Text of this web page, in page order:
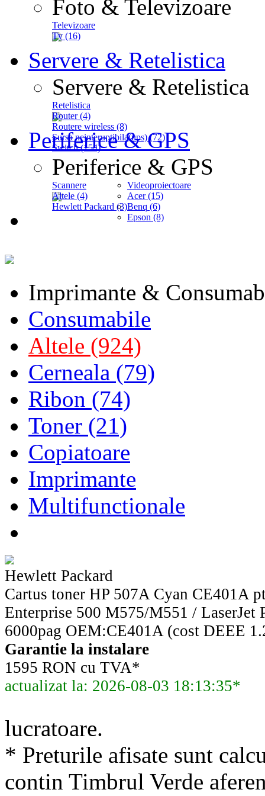
Foto & Televizoare
Televizoare
Tv (16)
Servere & Retelistica
Servere & Retelistica
Retelistica
Router (4)
Routere wireless (8)
Sursa neinteruptibila(ups) (72)
Switch (154)
Periferice & GPS
Periferice & GPS
Scannere
Altele (4)
Hewlett Packard (3)
Videoproiectoare
Acer (15)
Benq (6)
Epson (8)
Imprimante &
Consumabile
Altele (924)
Cerneala (79)
Ribon (74)
Toner (21)
Copiatoare
Imprimante
Multifunctionale
Hewlett Packard
Cartus toner HP 507A Cyan CE401A
Enterprise 500 M575/M551 / LaserJet
6000pag OEM:CE401A (cost DEEE
Garantie la instalare
1595 RON cu TVA*
actualizat la: 2026-08-03 18:13:35*
lucratoare.
* Preturile afisate sunt
contin Timbrul Verde